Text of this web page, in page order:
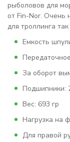
рыболовов для
от Fin-Nor. Очень
для троллинга
Емкость
За оборот
Подшипники:
Вес: 693 гр
Нагрузка на
Для правой